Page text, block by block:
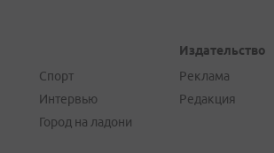
Спорт
Интервью
Город на ладони
Издательство
Реклама
Редакция